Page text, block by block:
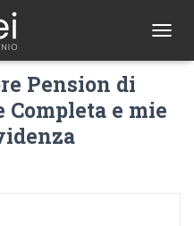
O
L
I
Pension di
Completa e mie